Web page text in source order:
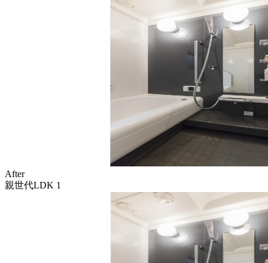
After
親世代LDK 1